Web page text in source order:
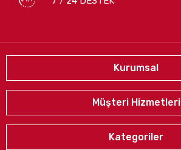
Kurumsal
Müşteri Hizmetleri
Kategoriler